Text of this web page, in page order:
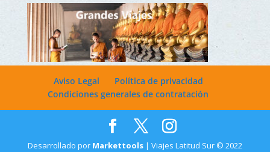
Aviso Legal
Política de privacidad
Condiciones generales de contratación
Desarrollado por Markettools | Viajes Latitud Sur © 2022